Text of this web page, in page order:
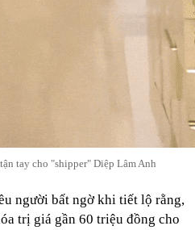
tay cho "shipper" Diệp Lâm Anh
người bất ngờ khi tiết lộ rằng,
trị giá gần 60 triệu đồng cho